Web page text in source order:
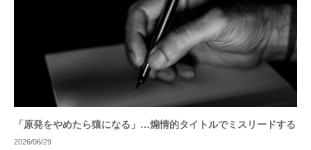
「原発をやめたら猿になる」…煽情的タイトルでミスリードする
2026/06/29